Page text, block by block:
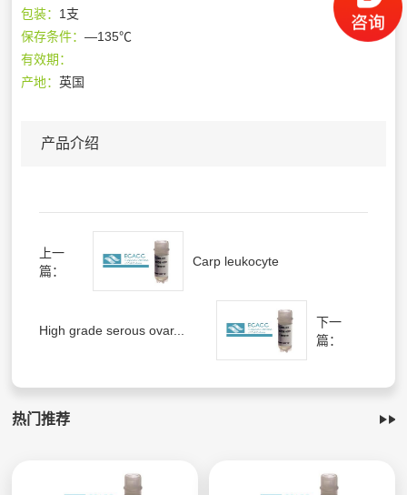
包装： 1支
保存条件：—135℃
有效期：
产地：英国
产品介绍
上一
篇：
Carp leukocyte
High grade serous ovar...
下一
篇：
热门推荐